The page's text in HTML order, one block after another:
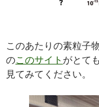
このあたりの素粒子
のこのサイト がとて
見てみてください。